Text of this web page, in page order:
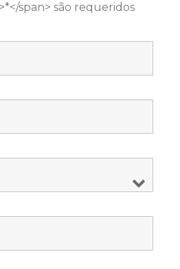
span> são requeridos